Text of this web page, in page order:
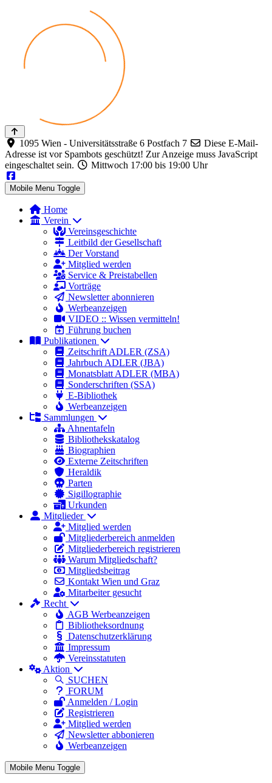
1095 Wien - Universitätsstraße 6 Postfach 7
Diese E-Mail-
Adresse ist vor Spambots geschützt! Zur Anzeige muss JavaScript
eingeschaltet sein.
Mittwoch 17:00 bis 19:00 Uhr
Mobile Menu Toggle
Home
Verein
Vereinsgeschichte
Leitbild der Gesellschaft
Der Vorstand
Mitglied werden
Service & Preistabellen
Vorträge
Newsletter abonnieren
Werbeanzeigen
VIDEO :: Wissen vermitteln!
Führung buchen
Publikationen
Zeitschrift ADLER (ZSA)
Jahrbuch ADLER (JBA)
Monatsblatt ADLER (MBA)
Sonderschriften (SSA)
E-Bibliothek
Werbeanzeigen
Sammlungen
Ahnentafeln
Bibliothekskatalog
Biographien
Externe Zeitschriften
Heraldik
Parten
Sigillographie
Urkunden
Mitglieder
Mitglied werden
Mitgliederbereich anmelden
Mitgliederbereich registrieren
Warum Mitgliedschaft?
Mitgliedsbeitrag
Kontakt Wien und Graz
Mitarbeiter gesucht
Recht
AGB Werbeanzeigen
Bibliotheksordnung
Datenschutzerklärung
Impressum
Vereinsstatuten
Aktion
SUCHEN
FORUM
Anmelden / Login
Registrieren
Mitglied werden
Newsletter abbonieren
Werbeanzeigen
Mobile Menu Toggle